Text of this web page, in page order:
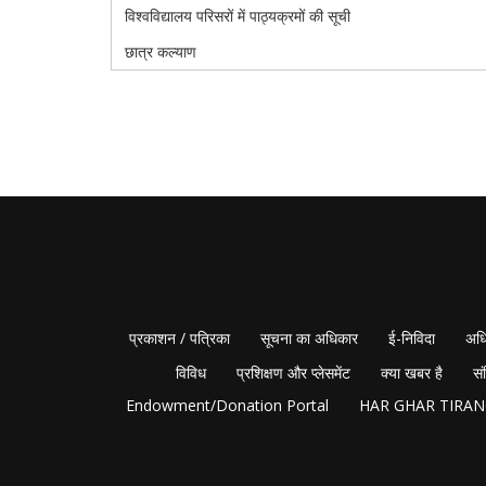
विश्वविद्यालय परिसरों में पाठ्यक्रमों की सूची
छात्र कल्याण
प्रकाशन / पत्रिका सूचना का अधिकार ई-निविदा
विविध
प्रशिक्षण और प्लेसमेंट क्या खबर है
Endowment/Donation Portal
HAR GHAR